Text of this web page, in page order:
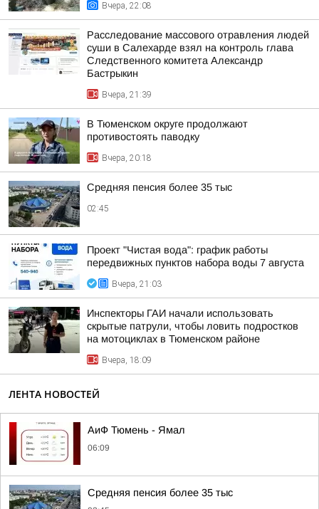
Вчера, 22:08
Расследование массового отравления людей
суши в Салехарде взял на контроль глава
Следственного комитета Александр
Бастрыкин
Вчера, 21:39
В Тюменском округе продолжают
противостоять паводку
Вчера, 20:18
Средняя пенсия более 35 тыс
02:45
Проект "Чистая вода": график работы
передвижных пунктов набора воды 7 августа
Вчера, 21:03
Инспекторы ГАИ начали использовать
скрытые патрули, чтобы ловить подростков
на мотоциклах в Тюменском районе
Вчера, 18:09
ЛЕНТА НОВОСТЕЙ
АиФ Тюмень - Ямал
06:09
Средняя пенсия более 35 тыс